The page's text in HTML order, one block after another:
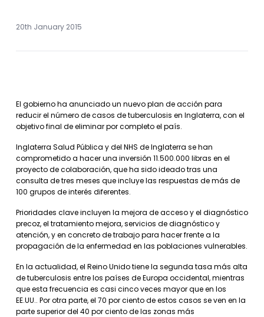
20th January 2015
El gobierno ha anunciado un nuevo plan de acción para
reducir el número de casos de tuberculosis en Inglaterra, con el
objetivo final de eliminar por completo el país.
Inglaterra Salud Pública y del NHS de Inglaterra se han
comprometido a hacer una inversión 11.500.000 libras en el
proyecto de colaboración, que ha sido ideado tras una
consulta de tres meses que incluye las respuestas de más de
100 grupos de interés diferentes.
Prioridades clave incluyen la mejora de acceso y el diagnóstico
precoz, el tratamiento mejora, servicios de diagnóstico y
atención, y en concreto de trabajo para hacer frente a la
propagación de la enfermedad en las poblaciones vulnerables.
En la actualidad, el Reino Unido tiene la segunda tasa más alta
de tuberculosis entre los países de Europa occidental, mientras
que esta frecuencia es casi cinco veces mayor que en los
EE.UU.. Por otra parte, el 70 por ciento de estos casos se ven en la
parte superior del 40 por ciento de las zonas más